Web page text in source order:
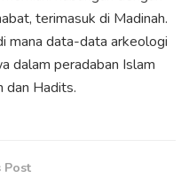
terimasuk di Madinah.
mana data-data arkeologi
dalam peradaban Islam
dan Hadits.
Post